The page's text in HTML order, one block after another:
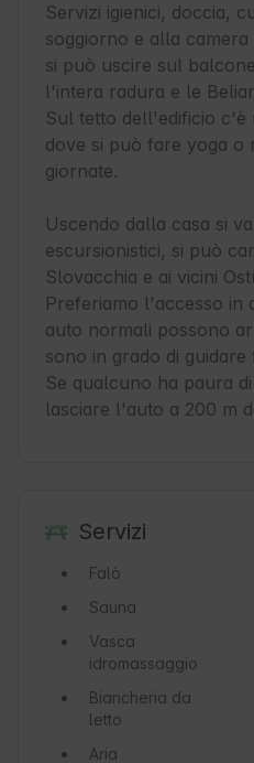
Servizi igienici, doccia,
soggiorno e alla
si può uscire sul
l'intera radura e le
Sul tetto dell'edificio c'è
dove si può fare yoga o
giornate.
Uscendo dalla casa si
escursionistici, si può
Slovacchia e ai vicini
Preferiamo l'accesso in
auto normali possono
sono in grado di guidare
Se qualcuno ha paura
lasciare l'auto a 200 m
Servizi
Falò
Sauna
Vasca
idromassaggio
Biancheria da
letto
Aria